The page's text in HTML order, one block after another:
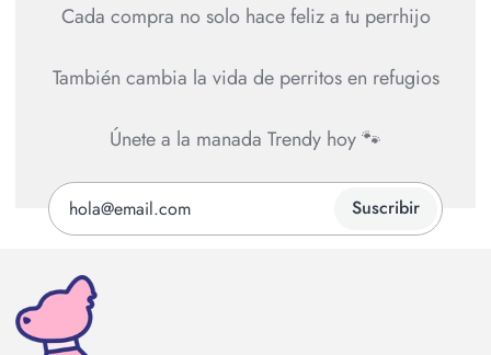
Cada compra no solo hace feliz a tu perrhijo
También cambia la vida de perritos en refugios
Únete a la manada Trendy hoy 🐾
Suscribir